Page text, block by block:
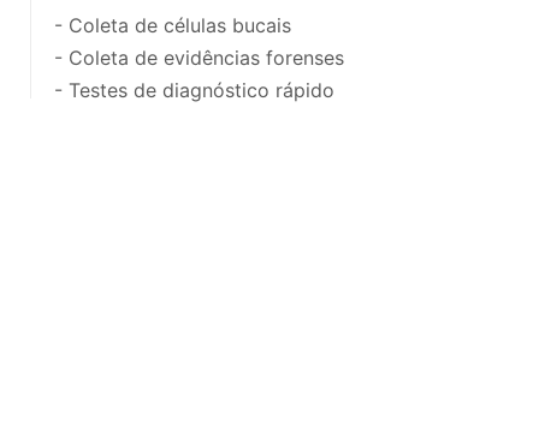
- Coleta de células bucais
- Coleta de evidências forenses
- Testes de diagnóstico rápido